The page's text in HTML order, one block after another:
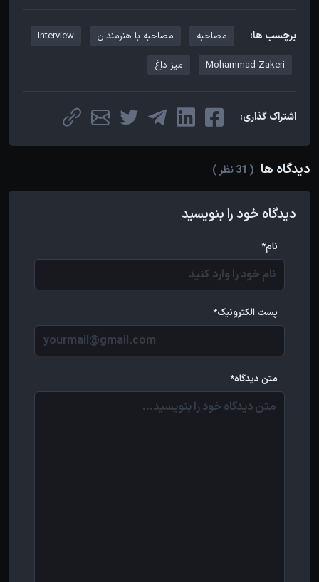
برچسب ها: مصاحبه مصاحبه با هنرمندان Interview
Mohammad-Zakeri میز داغ
اشتراک گذاری:
دیدگاه ها ( 31 نظر )
دیدگاه خود را بنویسید
نام*
پست الکترونیک*
متن دیدگاه*